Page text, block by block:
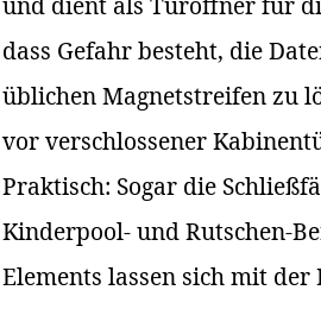
dass Gefahr besteht, die
üblichen Magnetstreifen zu
vor verschlossener
Praktisch: Sogar die
Kinderpool- und Rutschen-
Elements lassen sich mit